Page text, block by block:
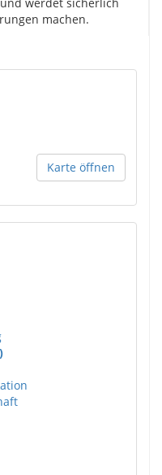
machen.
Karte öffnen